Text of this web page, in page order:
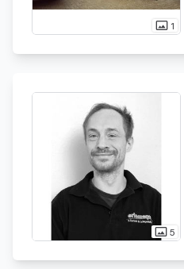
photo_size_select_actual 1
photo_size_select_actual5